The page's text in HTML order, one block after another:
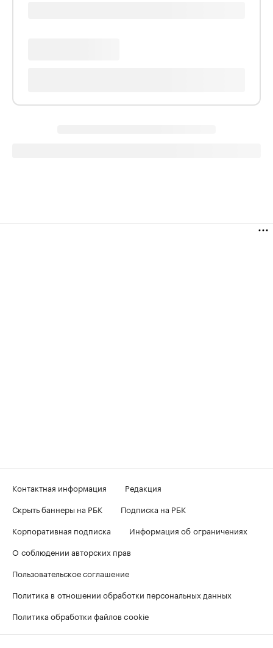
Контактная информация
Редакция
Скрыть баннеры на РБК
Подписка на РБК
Корпоративная подписка
Информация об ограничениях
О соблюдении авторских прав
Пользовательское соглашение
Политика в отношении обработки персональных данных
Политика обработки файлов cookie